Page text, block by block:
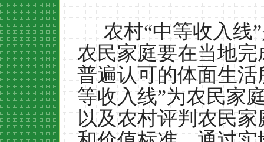
农村“中等收入线
农民家庭要在当地
普遍认可的体面生
等收入线”为农民家
以及农村评判农民